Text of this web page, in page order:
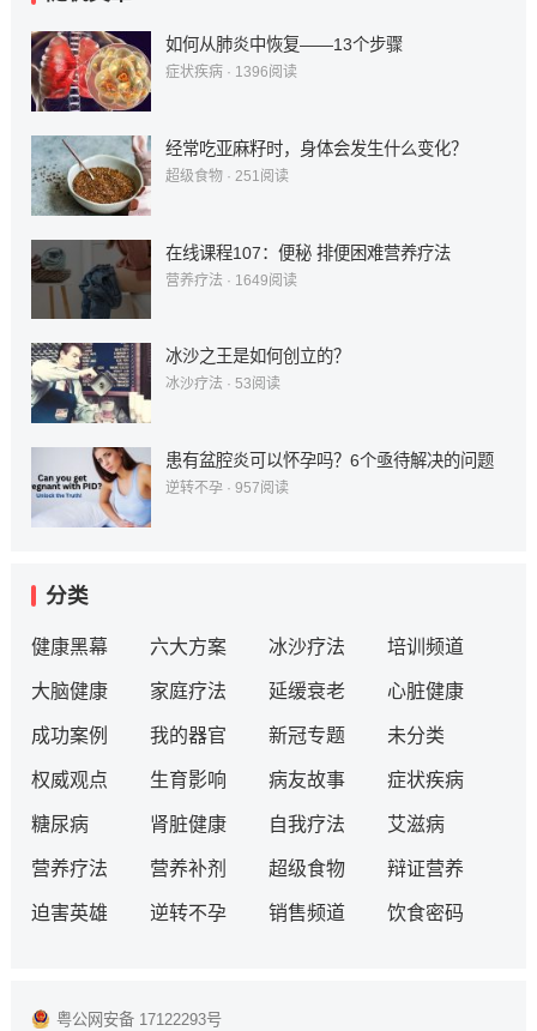
如何从肺炎中恢复——13个步骤
症状疾病· 1396阅读
经常吃亚麻籽时，身体会发生什么变化？
超级食物· 251阅读
在线课程107：便秘 排便困难营养疗法
营养疗法 · 1649阅读
冰沙之王是如何创立的？
冰沙疗法 · 53阅读
患有盆腔炎可以怀孕吗？6个亟待解决的问题
逆转不孕· 957阅读
分类
健康黑幕 六大方案 冰沙疗法 培训频道
大脑健康 家庭疗法 延缓衰老 心脏健康
成功案例 我的器官 新冠专题 未分类
权威观点 生育影响 病友故事 症状疾病
糖尿病 肾脏健康 自我疗法 艾滋病
营养疗法 营养补剂 超级食物 辩证营养
迫害英雄 逆转不孕 销售频道 饮食密码
粤公网安备 17122293号